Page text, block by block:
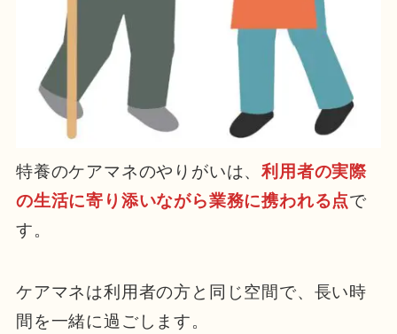
特養のケアマネのやりがいは、利用者の実際
の生活に寄り添いながら業務に携われる点で
す。
ケアマネは利用者の方と同じ空間で、長い時
間を一緒に過ごします。